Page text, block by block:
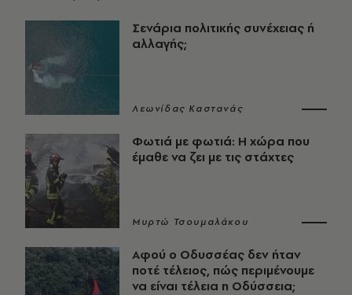
Σενάρια πολιτικής συνέχειας ή
αλλαγής;
Λεωνίδας Καστανάς
Φωτιά με φωτιά: Η χώρα που
έμαθε να ζει με τις στάχτες
Μυρτώ Τσουμαλάκου
Αφού ο Οδυσσέας δεν ήταν
ποτέ τέλειος, πώς περιμένουμε
να είναι τέλεια η Οδύσσεια;